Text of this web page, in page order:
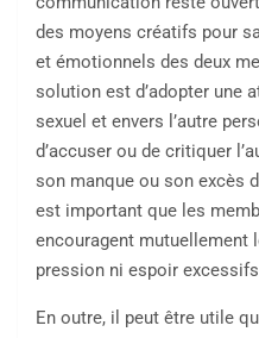
des moyens créatifs pour
et émotionnels des deux
solution est d’adopter une
sexuel et envers l’autre
d’accuser ou de critiquer
son manque ou son excès
est important que les
encouragent mutuellement
pression ni espoir
En outre, il peut être utile